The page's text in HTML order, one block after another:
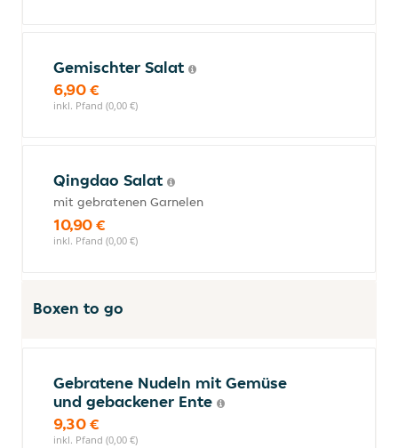
Gemischter Salat
6,90 €
inkl. Pfand (0,00 €)
Qingdao Salat
mit gebratenen Garnelen
10,90 €
inkl. Pfand (0,00 €)
Boxen to go
Gebratene Nudeln mit Gemüse
und gebackener Ente
9,30 €
inkl. Pfand (0,00 €)